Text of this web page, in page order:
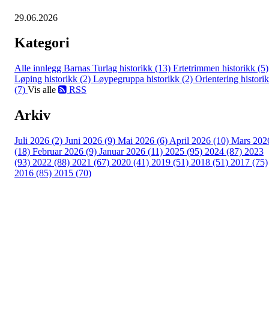
29.06.2026
Kategori
Alle innlegg Barnas Turlag historikk (13) Ertetrimmen historikk (5)
Løping historikk (2) Løypegruppa historikk (2) Orientering
(7) Vis alle RSS
Arkiv
Juli 2026 (2) Juni 2026 (9) Mai 2026 (6) April 2026 (10) Mars
(18) Februar 2026 (9) Januar 2026 (11) 2025 (95) 2024 (87) 2023
(93) 2022 (88) 2021 (67) 2020 (41) 2019 (51) 2018 (51) 2017 (75)
2016 (85) 2015 (70)